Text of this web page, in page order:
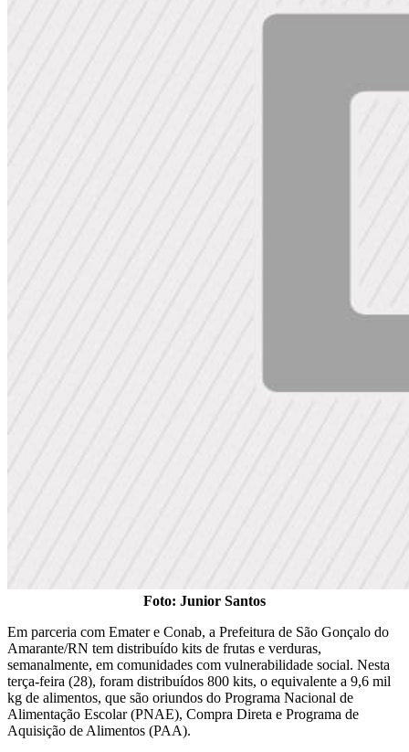
Foto: Junior Santos
Em parceria com Emater e Conab, a Prefeitura de São Gonçalo do
Amarante/RN tem distribuído kits de frutas e verduras,
semanalmente, em comunidades com vulnerabilidade social. Nesta
terça-feira (28), foram distribuídos 800 kits, o equivalente a 9,6 mil
kg de alimentos, que são oriundos do Programa Nacional de
Alimentação Escolar (PNAE), Compra Direta e Programa de
Aquisição de Alimentos (PAA).